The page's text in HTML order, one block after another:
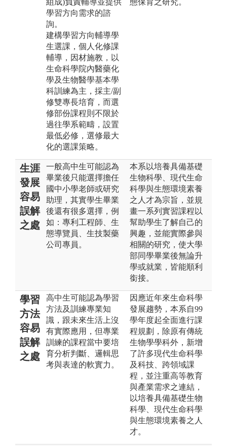
學習方向需求的諮
詢。
建構學習方向輔導學
生選課，個人化修課
輔導，因材施教，以
生命科學院內醫藥化
學及生物醫學基本學
科訓練為主，採主/副
修雙專長培育，而選
修部份課程則不限於
過往學系範疇，設置
最低必修，選修最大
化的選課策略。
生涯
發展
容易
誤解
之處
一般高中生可能認為
畢業後只能選擇擔任
國中小學老師或研究
助理，其實學生畢業
後還有很多選擇，例
如：專利工程師、生
態導覽員、生技製藥
公司專員。
本系以培養具備基礎
生物科學、現代生命
科學與生態環境素養
之人才為宗旨，並規
畫一系列實習課程以
幫助學生了解自己的
興趣，並能實際參與
相關的研究，使大學
部同學畢業後無論升
學或就業，皆能順利
銜接。
學習
方法
容易
誤解
之處
高中生可能認為學習
方法及訓練專業知
識，跟未來生活上沒
有實際應用，但專業
訓練的課程當中要培
育分析判斷、邏輯思
考與表達的軟實力。
因應近年來生命科學
發展趨勢，本系自99
學年度起全面進行課
程規劃，除原有傳統
生物學學科外，新增
了許多現代生命科學
及科技、跨領域課
程，並注重高等教育
與產業需求之連結，
以培養具備基礎生物
科學、現代生命科學
與生態環境素養之人
才。